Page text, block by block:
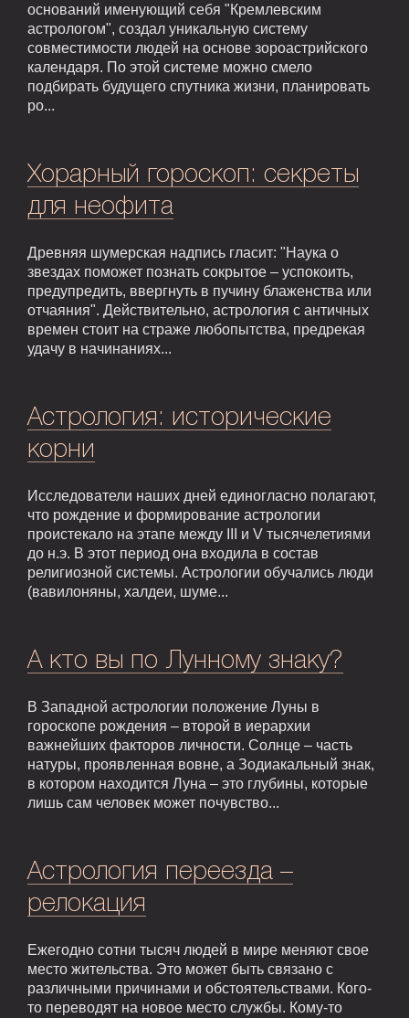
оснований именующий себя "Кремлевским
астрологом", создал уникальную систему
совместимости людей на основе зороастрийского
календаря. По этой системе можно смело
подбирать будущего спутника жизни, планировать
ро...
Хорарный гороскоп: секреты
для неофита
Древняя шумерская надпись гласит: "Наука о
звездах поможет познать сокрытое – успокоить,
предупредить, ввергнуть в пучину блаженства или
отчаяния". Действительно, астрология с античных
времен стоит на страже любопытства, предрекая
удачу в начинаниях...
Астрология: исторические
корни
Исследователи наших дней единогласно полагают,
что рождение и формирование астрологии
проистекало на этапе между III и V тысячелетиями
до н.э. В этот период она входила в состав
религиозной системы. Астрологии обучались люди
(вавилоняны, халдеи, шуме...
А кто вы по Лунному знаку?
В Западной астрологии положение Луны в
гороскопе рождения – второй в иерархии
важнейших факторов личности. Солнце – часть
натуры, проявленная вовне, а Зодиакальный знак,
в котором находится Луна – это глубины, которые
лишь сам человек может почувство...
Астрология переезда –
релокация
Ежегодно сотни тысяч людей в мире меняют свое
место жительства. Это может быть связано с
различными причинами и обстоятельствами. Кого-
то переводят на новое место службы. Кому-то